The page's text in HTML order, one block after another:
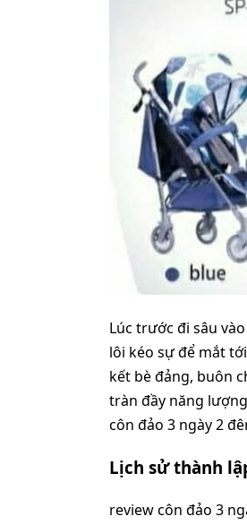
Lúc trước đi sâu
lôi kéo sự để mắt
kết bè đảng, buôn
tràn đầy năng
côn đảo 3 ngày 2
Lịch sử thành
review côn đảo 3